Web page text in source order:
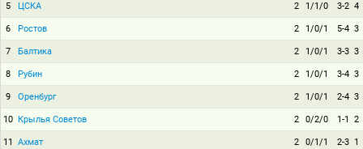
5 ЦСКА 2 1/1/0 3-2 4
6 Ростов 2 1/0/1 5-4 3
7 Балтика 2 1/0/1 3-3 3
8 Рубин 2 1/0/1 3-4 3
9 Оренбург 2 1/0/1 2-4 3
10 Крылья Советов 2 0/2/0 1-1 2
11 Ахмат 2 0/1/1 2-3 1